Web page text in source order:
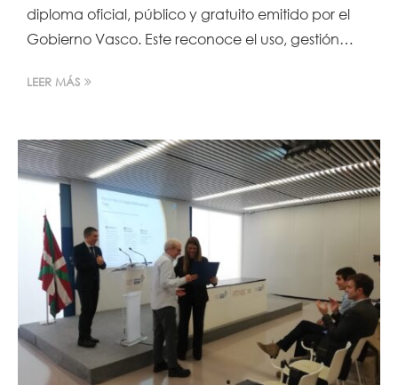
diploma oficial, público y gratuito emitido por el
Gobierno Vasco. Este reconoce el uso, gestión…
LEER MÁS